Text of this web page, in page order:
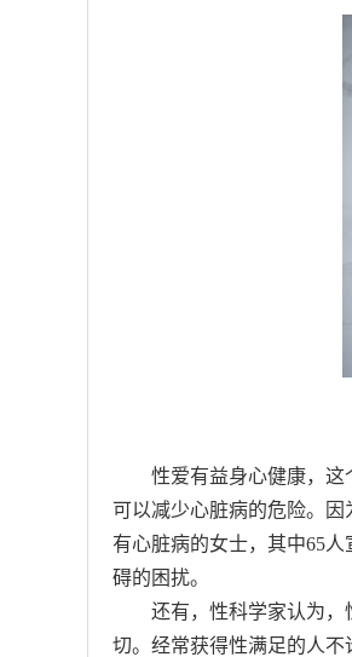
性爱有益身心健康，
可以减少心脏病的危险。
有心脏病的女士，其中65
碍的困扰。
还有，性科学家认为，性
切。经常获得性满足的人不